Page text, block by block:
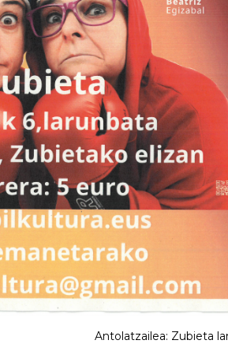
Antolatzailea: Zubieta